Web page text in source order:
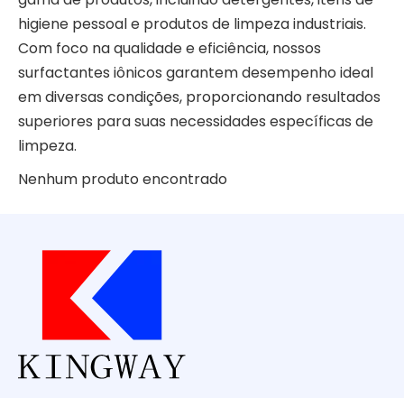
higiene pessoal e produtos de limpeza industriais.
Com foco na qualidade e eficiência, nossos
surfactantes iônicos garantem desempenho ideal
em diversas condições, proporcionando resultados
superiores para suas necessidades específicas de
limpeza.
Nenhum produto encontrado